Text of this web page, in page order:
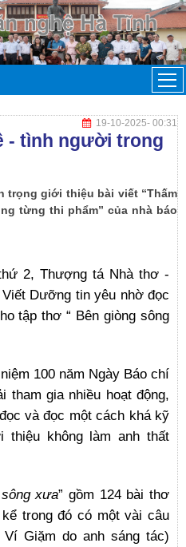
19-10-2025- 00:31
- tình người trong
trọng giới thiệu bài viết “Thấm
từng thi phẩm” của nhà báo
2, Thượng tá Nhà thơ -
Dưỡng tin yêu nhờ đọc
tập thơ “ Bên giòng sông
100 năm Ngày Báo chí
tham gia nhiều hoạt động,
và đọc một cách khá kỹ
không làm anh thất
xưa” gồm 124 bài thơ
trong đó có một vài câu
Giặm do anh sáng tác)